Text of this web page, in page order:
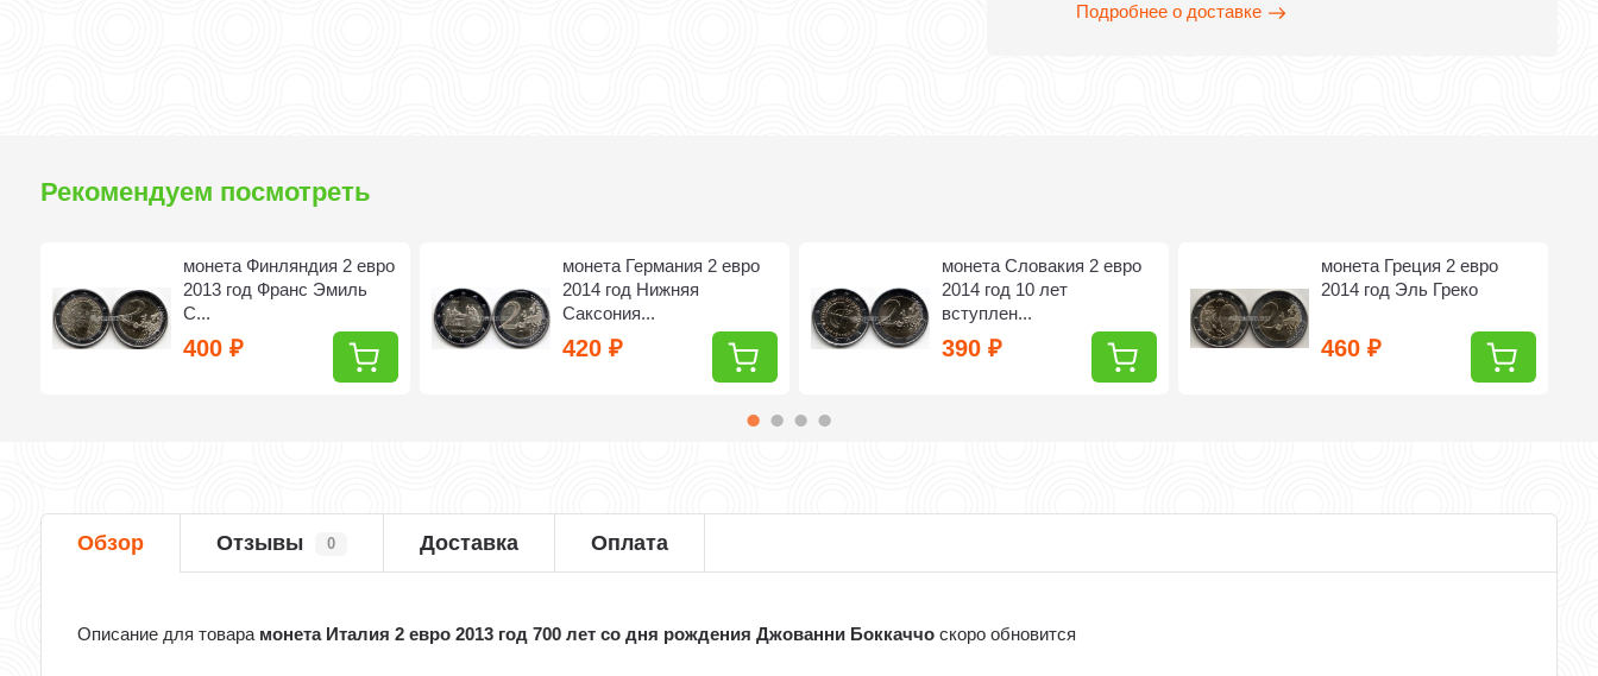
Подробнее о доставке
Рекомендуем посмотреть
монета Финляндия 2 евро
2013 год Франс Эмиль
С...
400₽
монета Германия 2 евро
2014 год Нижняя
Саксония...
420₽
монета Словакия 2 евро
2014 год 10 лет
вступлен...
390₽
монета Греция 2 евро
2014 год Эль Греко
460₽
Обзор Отзывы 0 Доставка Оплата
Описание для товара монета Италия 2 евро 2013 год 700 лет со дня рождения Джованни Боккаччо скоро обновится